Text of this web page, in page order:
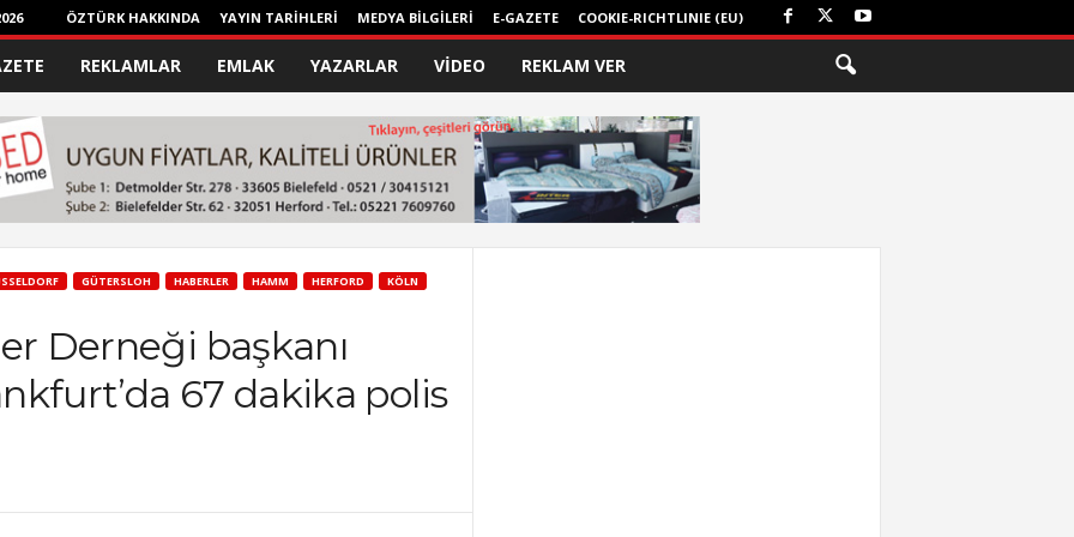
ÖZTÜRK HAKKINDA YAYIN TARİHLERİ MEDYA BİLGİLERİ E-GAZETE COOKIE-RICHTLINIE (EU)
REKLAMLAR EMLAK YAZARLAR VİDEO REKLAM VER
GÜTERSLOH HABERLER HAMM HERFORD
KÖLN
Derneği başkanı
67 dakika polis